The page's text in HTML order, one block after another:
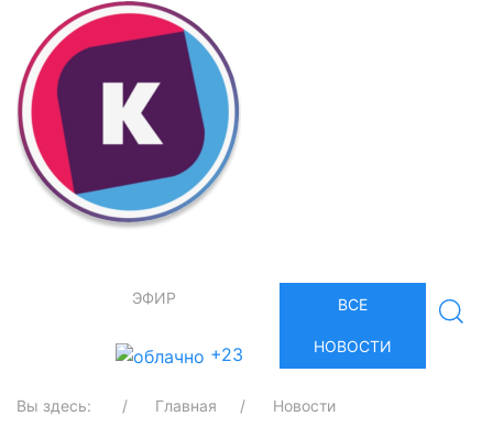
ЭФИР
+23
ВСЕ
НОВОСТИ
Вы здесь: Главная Новости